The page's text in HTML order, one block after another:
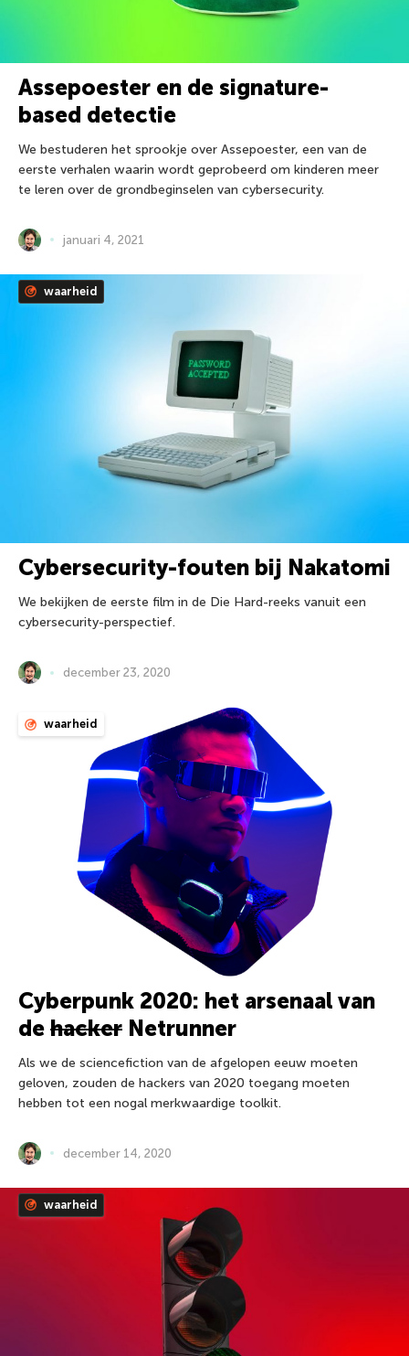
Assepoester en de signature-
based detectie
We bestuderen het sprookje over Assepoester, een van de
eerste verhalen waarin wordt geprobeerd om kinderen meer
te leren over de grondbeginselen van cybersecurity.
januari 4, 2021
waarheid
Cybersecurity-fouten bij Nakatomi
We bekijken de eerste film in de Die Hard-reeks vanuit een
cybersecurity-perspectief.
december 23, 2020
waarheid
Cyberpunk 2020: het arsenaal van
de hacker Netrunner
Als we de sciencefiction van de afgelopen eeuw moeten
geloven, zouden de hackers van 2020 toegang moeten
hebben tot een nogal merkwaardige toolkit.
december 14, 2020
waarheid